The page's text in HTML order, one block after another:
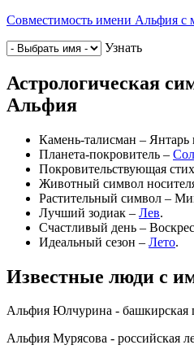
Совместимость имени Альфия
Узнать
Астрологическая
Альфия
Камень-талисман – Янтарь
Планета-покровитель –
Покровительствующая
Животный символ
Растительный символ –
Лучший зодиак – Лев.
Счастливый день –
Идеальный сезон – Лето.
Известные люди с
Альфия Юлчурина - башкирская
Альфия Мурясова - российская